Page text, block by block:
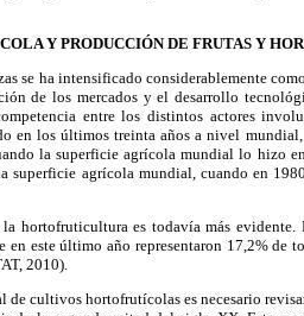
Y PRODUCCIÓN DE FRUTAS Y
se ha intensificado considerablemente
de los mercados y el desarrollo
entre los distintos actores
en los últimos treinta años a nivel
la superficie agrícola mundial lo hizo
superficie agrícola mundial, cuando en
hortofruticultura es todavía más evidente.
este último año representaron 17,2% de
2010).
cultivos hortofrutícolas es necesario